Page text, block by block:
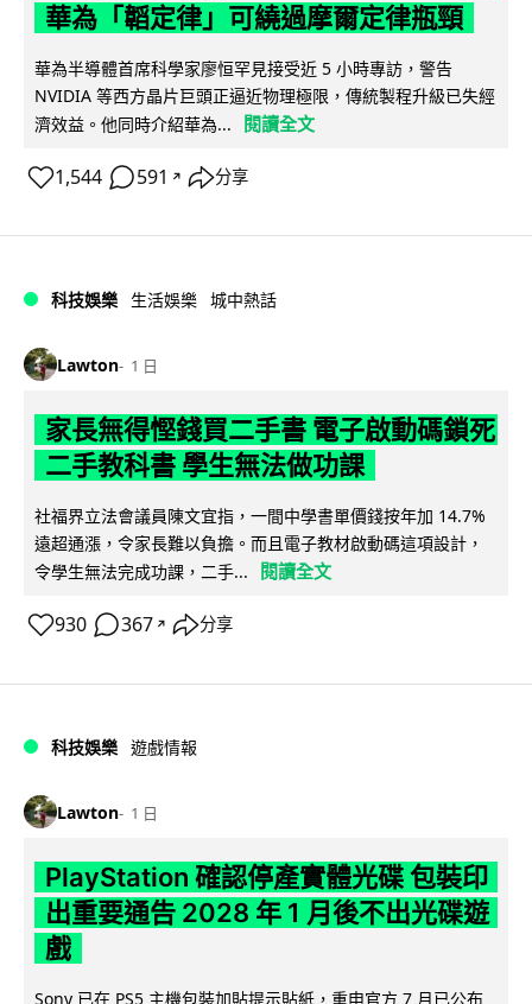
華為「韜定律」可繞過摩爾定律瓶頸
華為半導體首席科學家廖恒罕見接受近 5 小時專訪，警告
NVIDIA 等西方晶片巨頭正逼近物理極限，傳統製程升級已失經
濟效益。他同時介紹華為...
閱讀全文
1,544 591 ↗ 分享
科技娛樂 生活娛樂 城中熱話
Lawton 1 日
家長無得慳錢買二手書 電子啟動碼鎖死
二手教科書 學生無法做功課
社福界立法會議員陳文宜指，一間中學書單價錢按年加 14.7%
遠超通漲，令家長難以負擔。而且電子教材啟動碼這項設計，
令學生無法完成功課，二手...
閱讀全文
930 367 ↗ 分享
科技娛樂 遊戲情報
Lawton 1 日
PlayStation 確認停產實體光碟 包裝印
出重要通告 2028 年 1 月後不出光碟遊
戲
Sony 已在 PS5 主機包裝加貼提示貼紙，重申官方 7 月已公布